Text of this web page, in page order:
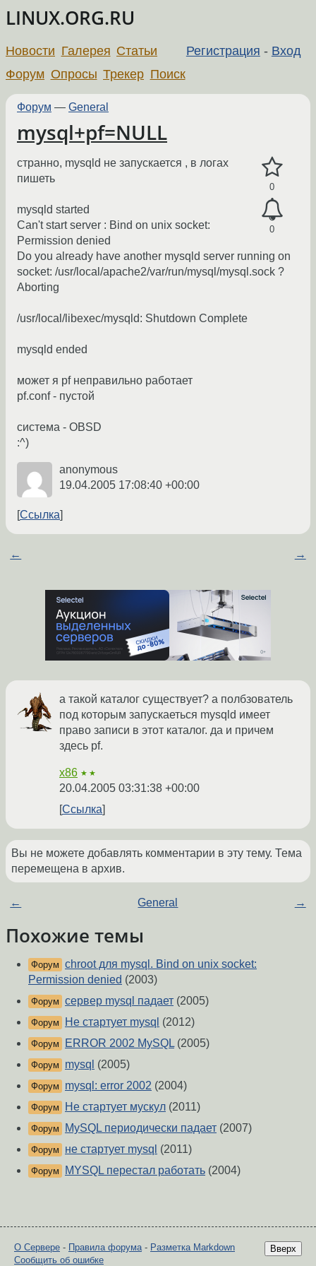
LINUX.ORG.RU
Регистрация - Вход
Новости Галерея Статьи
Форум Опросы Трекер Поиск
Форум — General
mysql+pf=NULL
0
0
странно, mysqld не запускается , в логах
пишеть
mysqld started
Can't start server : Bind on unix socket:
Permission denied
Do you already have another mysqld server running on
socket: /usr/local/apache2/var/run/mysql/mysql.sock ?
Aborting
/usr/local/libexec/mysqld: Shutdown Complete
mysqld ended
может я pf неправильно работает
pf.conf - пустой
система - OBSD
:^)
anonymous
19.04.2005 17:08:40 +00:00
Ссылка
← →
а такой каталог существует? а полбзователь
под которым запускаеться mysqld имеет
право записи в этот каталог. да и причем
здесь pf.
x86 ★★
20.04.2005 03:31:38 +00:00
Ссылка
Вы не можете добавлять комментарии в эту тему. Тема
перемещена в архив.
← General →
Похожие темы
Форум chroot для mysql. Bind on unix socket:
Permission denied (2003)
Форум сервер mysql падает (2005)
Форум Не стартует mysql (2012)
Форум ERROR 2002 MySQL (2005)
Форум mysql (2005)
Форум mysql: error 2002 (2004)
Форум Не стартует мускул (2011)
Форум MySQL периодически падает (2007)
Форум не стартует mysql (2011)
Форум MYSQL перестал работать (2004)
Вверх
О Сервере - Правила форума- Разметка Markdown
Сообщить об ошибке